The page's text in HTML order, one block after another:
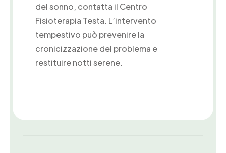
del sonno, contatta il Centro
Fisioterapia Testa. L’intervento
tempestivo può prevenire la
cronicizzazione del problema e
restituire notti serene.